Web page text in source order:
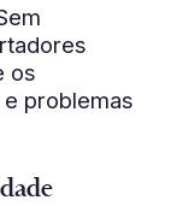
os
problemas